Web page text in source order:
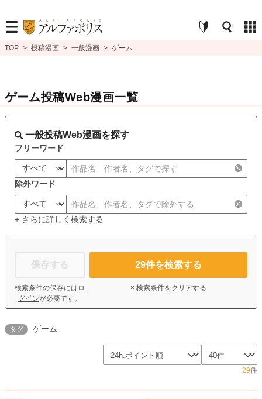
TOP > 投稿漫画 > 一般漫画 > ゲーム
ゲーム投稿Web漫画一覧
一般投稿Web漫画を探す
フリーワード
除外ワード
+ さらに詳しく検索する
保存する
検索条件の保存には ロ
グインが必要です。
29件を検索する
× 検索条件をクリアする
タグ ゲーム
29件